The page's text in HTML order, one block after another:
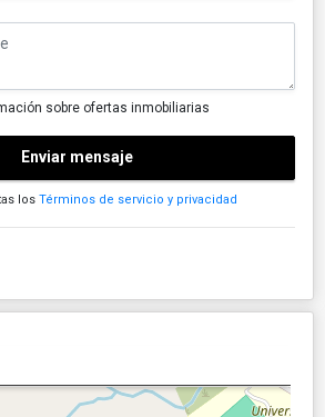
sobre ofertas inmobiliarias
Enviar mensaje
los Términos de servicio y privacidad